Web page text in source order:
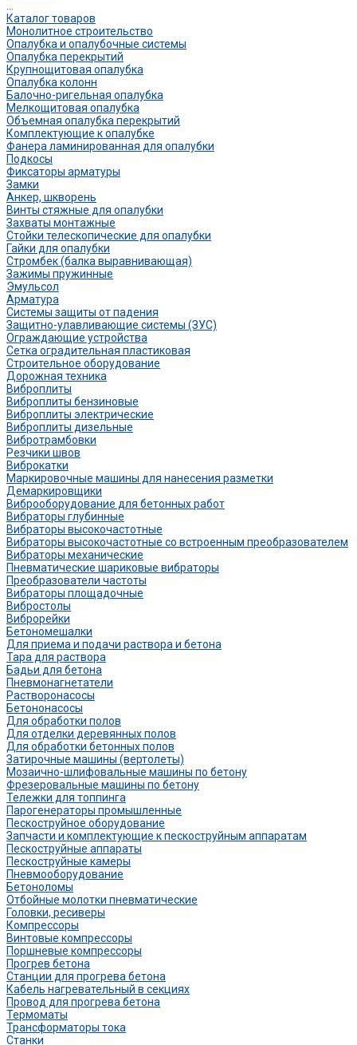
Каталог товаров
Монолитное строительство
Опалубка и опалубочные системы
Опалубка перекрытий
Крупнощитовая опалубка
Опалубка колонн
Балочно-ригельная опалубка
Мелкощитовая опалубка
Объемная опалубка перекрытий
Комплектующие к опалубке
Фанера ламинированная для опалубки
Подкосы
Фиксаторы арматуры
Замки
Анкер, шкворень
Винты стяжные для опалубки
Захваты монтажные
Стойки телескопические для опалубки
Гайки для опалубки
Стромбек (балка выравнивающая)
Зажимы пружинные
Эмульсол
Арматура
Системы защиты от падения
Защитно-улавливающие системы (ЗУС)
Ограждающие устройства
Сетка оградительная пластиковая
Строительное оборудование
Дорожная техника
Виброплиты
Виброплиты бензиновые
Виброплиты электрические
Виброплиты дизельные
Вибротрамбовки
Резчики швов
Виброкатки
Маркировочные машины для нанесения разметки
Демаркировщики
Виброоборудование для бетонных работ
Вибраторы глубинные
Вибраторы высокочастотные
Вибраторы высокочастотные со встроенным преобразователем
Вибраторы механические
Пневматические шариковые вибраторы
Преобразователи частоты
Вибраторы площадочные
Вибростолы
Виброрейки
Бетономешалки
Для приема и подачи раствора и бетона
Тара для раствора
Бадьи для бетона
Пневмонагнетатели
Растворонасосы
Бетононасосы
Для обработки полов
Для отделки деревянных полов
Для обработки бетонных полов
Затирочные машины (вертолеты)
Мозаично-шлифовальные машины по бетону
Фрезеровальные машины по бетону
Тележки для топпинга
Парогенераторы промышленные
Пескоструйное оборудование
Запчасти и комплектующие к пескоструйным аппаратам
Пескоструйные аппараты
Пескоструйные камеры
Пневмооборудование
Бетоноломы
Отбойные молотки пневматические
Головки, ресиверы
Компрессоры
Винтовые компрессоры
Поршневые компрессоры
Прогрев бетона
Станции для прогрева бетона
Кабель нагревательный в секциях
Провод для прогрева бетона
Термоматы
Трансформаторы тока
Станки